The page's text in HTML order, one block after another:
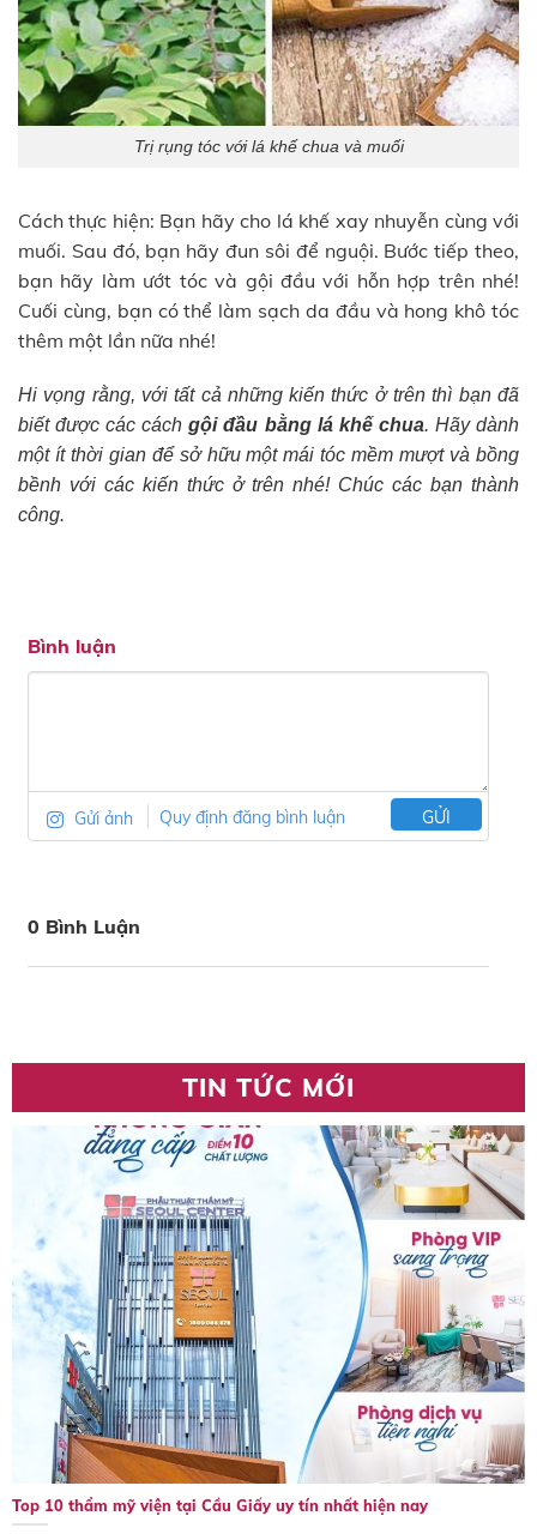
Trị rụng tóc với lá khế chua và muối
Cách thực hiện: Bạn hãy cho lá khế xay nhuyễn cùng với
muối. Sau đó, bạn hãy đun sôi để nguội. Bước tiếp theo,
bạn hãy làm ướt tóc và gội đầu với hỗn hợp trên nhé!
Cuối cùng, bạn có thể làm sạch da đầu và hong khô tóc
thêm một lần nữa nhé!
Hi vọng rằng, với tất cả những kiến thức ở trên thì bạn đã
biết được các cáchgội đầu bằng lá khế chua. Hãy dành
một ít thời gian để sở hữu một mái tóc mềm mượt và bồng
bềnh với các kiến thức ở trên nhé! Chúc các bạn thành
công.
Bình luận
Gửi ảnh Quy định đăng bình luận GỬI
0 Bình Luận
TIN TỨC MỚI
Top 10 thẩm mỹ viện tại Cầu Giấy uy tín nhất hiện nay